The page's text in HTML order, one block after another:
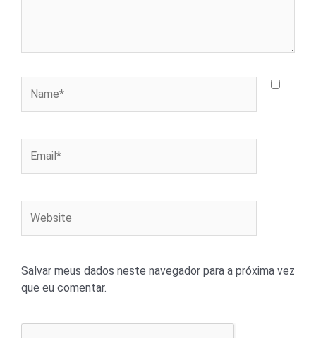
Salvar meus dados neste navegador para a próxima vez
que eu comentar.